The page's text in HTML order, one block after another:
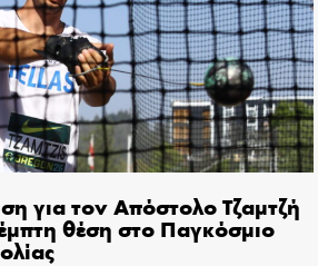
για τον Απόστολο Τζαμτζή
θέση στο Παγκόσμιο